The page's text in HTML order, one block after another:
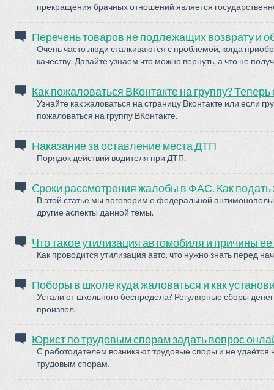
прекращения брачных отношений является
Перечень товаров не подлежащих возврату и
Очень часто люди сталкиваются с проблемой, когда
качеству. Давайте узнаем что можно вернуть, а что не
Как пожаловаться ВКонтакте на группу? Теперь
Узнайте как жаловаться на страницу Вконтакте или если
пожаловаться на группу ВКонтакте.
Наказание за оставление места ДТП
Порядок действий водителя при ДТП.
Cроки рассмотрения жалобы в ФАС. Как
В этой статье мы поговорим о федеральной
другие аспекты данной темы.
Что такое утилизация автомобиля и причины
Как проводится утилизация авто, что нужно знать перед
Поборы в школе куда жаловаться и как
Устали от школьного беспредела? Регулярные сборы
произвол.
Юрист по трудовым спорам задать вопрос
С работодателем возникают трудовые споры и не
трудовым спорам.